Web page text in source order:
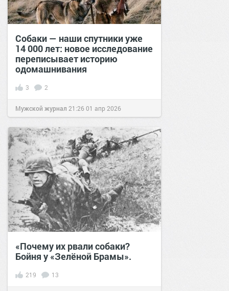
Собаки — наши спутники уже
14 000 лет: новое исследование
переписывает историю
одомашнивания
3 2
Мужской журнал 21:2601 апр 2026
«Почему их рвали собаки?
Бойня у «Зелёной Брамы».
219 13